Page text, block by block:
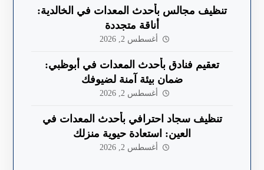
تنظيف مجالس بأحدث المعدات في الخالدية:
أناقة متجددة
أغسطس 2, 2026
تعقيم فنادق بأحدث المعدات في أبوظبي:
ضمان بيئة آمنة لضيوفك
أغسطس 2, 2026
تنظيف سجاد احترافي بأحدث المعدات في
العين: استعادة حيوية منزلك
أغسطس 2, 2026